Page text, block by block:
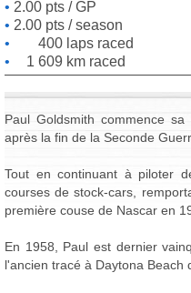
2.00 pts / GP
2.00 pts / season
400 laps raced
1 609 km raced
Paul Goldsmith commence
après la fin de la Seconde
Tout en continuant à piloter
courses de stock-cars,
première couse de Nascar en
En 1958, Paul est dernier
l'ancien tracé à Daytona Beach